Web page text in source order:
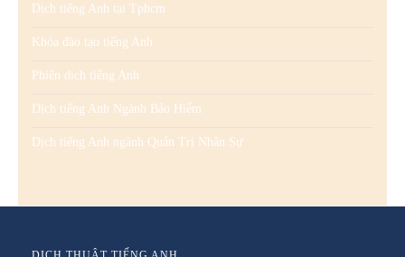
Dịch tiếng Anh tại Tphcm
Khóa đào tạo tiếng Anh
Phiên dịch tiếng Anh
Dịch tiếng Anh Ngành Bảo Hiểm
Dịch tiếng Anh ngành Quản Trị Nhân Sự